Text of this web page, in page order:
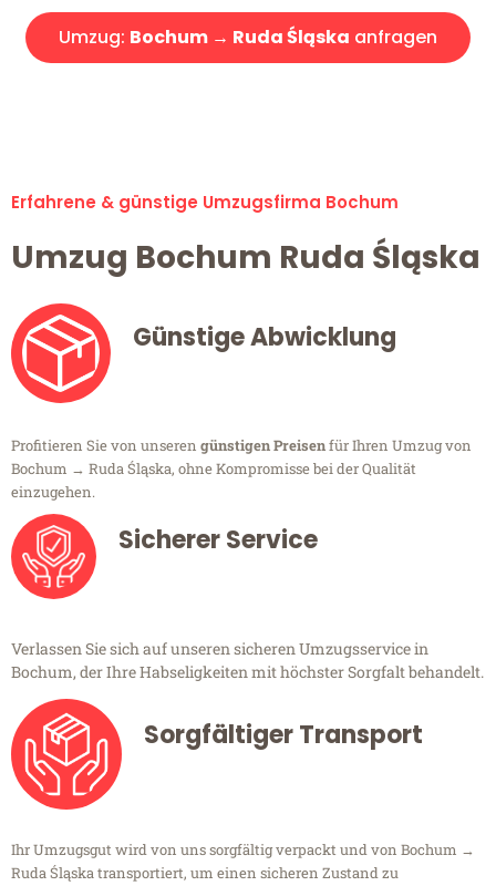
Umzug: Bochum → Ruda Śląska anfragen
Erfahrene & günstige Umzugsfirma Bochum
Umzug Bochum Ruda Śląska
Günstige Abwicklung
Profitieren Sie von unseren günstigen Preisenfür Ihren Umzug von
Bochum → Ruda Śląska, ohne Kompromisse bei der Qualität
einzugehen.
Sicherer Service
Verlassen Sie sich auf unseren sicheren Umzugsservice in
Bochum, der Ihre Habseligkeiten mit höchster Sorgfalt behandelt.
Sorgfältiger Transport
Ihr Umzugsgut wird von uns sorgfältig verpackt und von Bochum →
Ruda Śląska transportiert, um einen sicheren Zustand zu